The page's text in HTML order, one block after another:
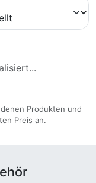
Produkten und
Preis an.